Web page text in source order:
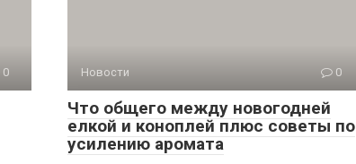
0 Новости 0
Что общего между новогодней
елкой и коноплей плюс советы по
усилению аромата